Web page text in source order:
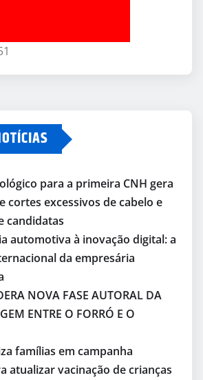
para a primeira CNH gera
cortes excessivos de cabelo e
candidatas
automotiva à inovação digital: a
da empresária
NOVA FASE AUTORAL DA
ENTRE O FORRÓ E O
famílias em campanha
atualizar vacinação de crianças